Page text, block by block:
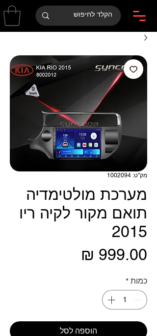
מק"ט: 1002094
מערכת מולטימדיה
תואם מקור לקיה ריו
2015
כמות *
הוספה לסל